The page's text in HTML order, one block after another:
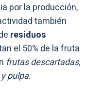
por la producción,
también
residuos
el 50% de la fruta
frutas descartadas,
pulpa.